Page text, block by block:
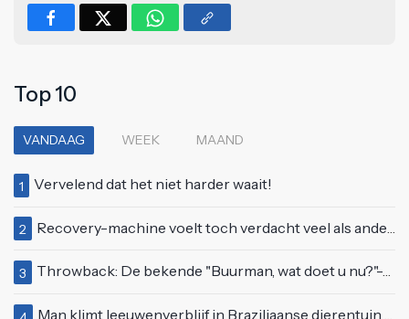
Top 10
VANDAAG WEEK MAAND
1 Vervelend dat het niet harder waait!
2 Recovery-machine voelt toch verdacht veel als ander soort work-out
3 Throwback: De bekende "Buurman, wat doet u nu?"-scène uit Flodder met Tatjana Šimić
Man klimt leeuwenverblijf in Braziliaanse dierentuin en overleeft het niet